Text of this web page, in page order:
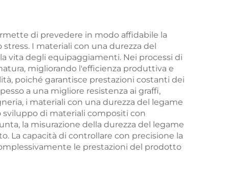
di prevedere in modo affidabile la
I materiali con una durezza del
vita degli equipaggiamenti. Nei processi di
migliorando l'efficienza produttiva e
poiché garantisce prestazioni costanti dei
a una migliore resistenza ai graffi,
i materiali con una durezza del legame
di materiali compositi con
la misurazione della durezza del legame
La capacità di controllare con precisione la
le prestazioni del prodotto